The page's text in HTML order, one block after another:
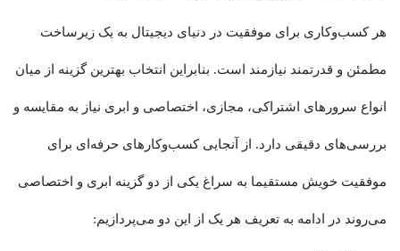
هر کسب‌وکاری برای موفقیت در دنیای دیجیتال به یک زیرساخت
مطمئن و قدرتمند نیازمند است. بنابراین انتخاب بهترین گزینه از میان
انواع سرورهای اشتراکی، مجازی، اختصاصی و ابری نیاز به مقایسه و
بررسی‌های دقیقی دارد. از آنجایی کسب‌وکارهای حرفه‌ای برای
موفقیت خویش مستقیما به سراغ یکی از دو گزینه ابری و اختصاصی
می‌روند در ادامه به تعریف هر یک از این دو می‌پردازیم: